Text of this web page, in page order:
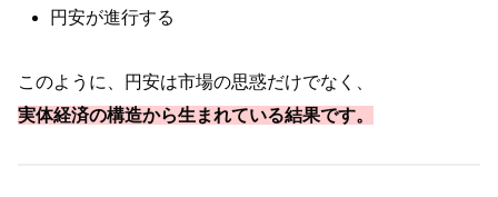
円安が進行する
このように、円安は市場の思惑だけでなく、
実体経済の構造から生まれている結果です。